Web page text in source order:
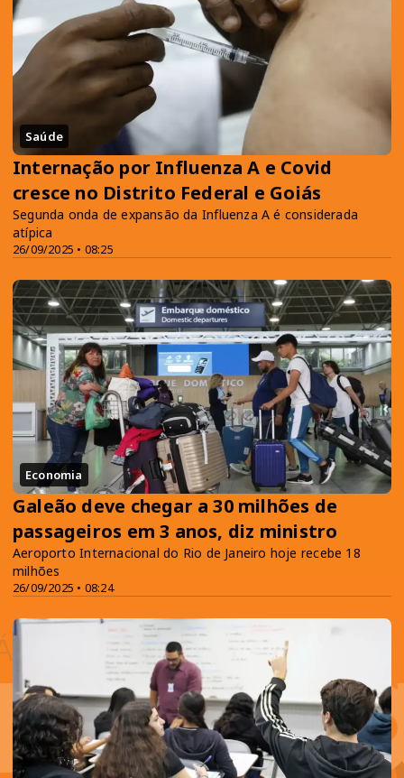
Saúde
26/09/2025 • 08:25
Internação por Influenza A e Covid
cresce no Distrito Federal e Goiás
Segunda onda de expansão da Influenza A é considerada
atípica
Economia
26/09/2025 • 08:24
Galeão deve chegar a 30 milhões de
passageiros em 3 anos, diz ministro
Aeroporto Internacional do Rio de Janeiro hoje recebe 18
milhões